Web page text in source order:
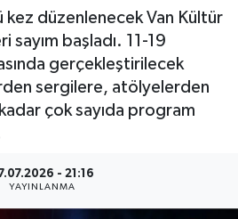
kez düzenlenecek Van Kültür
sayım başladı. 11-19
gerçekleştirilecek
sergilere, atölyelerden
çok sayıda program
- 21:16
YAYINLANMA